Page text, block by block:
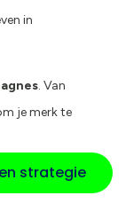
in
. Van
je merk te
strategie